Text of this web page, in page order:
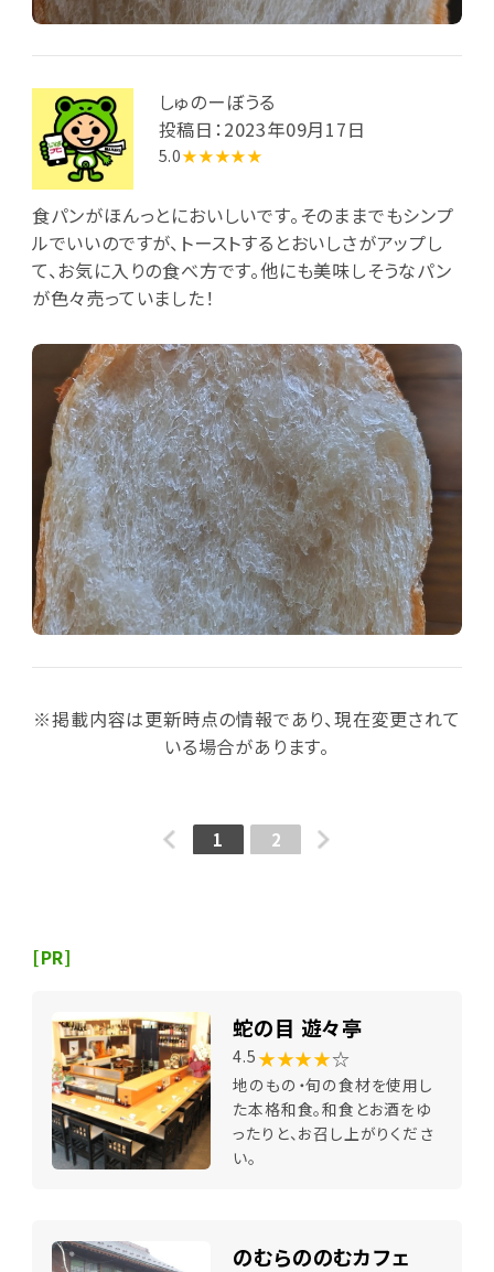
しゅのーぼうる
投稿日：2023年09月17日
5.0★★★★★
食パンがほんっとにおいしいです。そのままでもシンプ
ルでいいのですが、トーストするとおいしさがアップし
て、お気に入りの食べ方です。他にも美味しそうなパン
が色々売っていました！
※掲載内容は更新時点の情報であり、現在変更されて
いる場合があります。
1 2
[PR]
蛇の目 遊々亭
4.5 ★★★★☆
地のもの・旬の食材を使用し
た本格和食。和食とお酒をゆ
ったりと、お召し上がりくださ
い。
のむらののむカフェ